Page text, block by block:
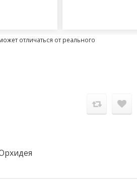
отличаться от реального